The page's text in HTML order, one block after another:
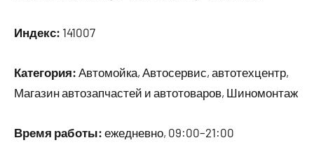
Индекс: 141007
Категория: Автомойка, Автосервис, автотехцентр,
Магазин автозапчастей и автотоваров, Шиномонтаж
Время работы: ежедневно, 09:00–21:00